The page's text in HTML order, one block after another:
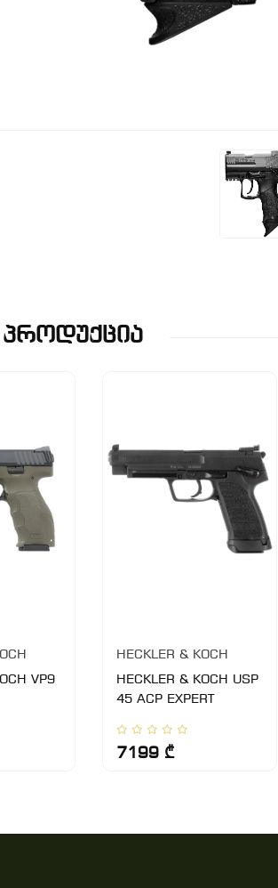
Პროდუქცია
VP9
HECKLER & KOCH
HECKLER & KOCH USP
45 ACP EXPERT
7199 ₾